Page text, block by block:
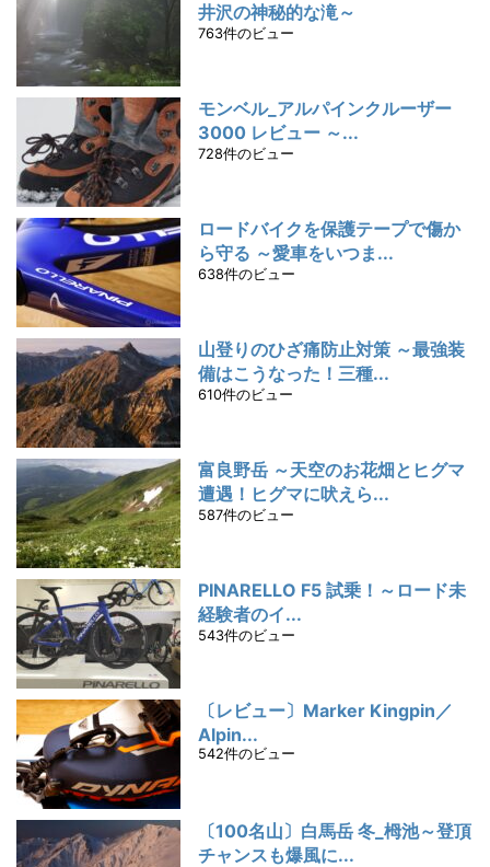
井沢の神秘的な滝～
763件のビュー
モンベル_アルパインクルーザー
3000 レビュー ～...
728件のビュー
ロードバイクを保護テープで傷か
ら守る ～愛車をいつま...
638件のビュー
山登りのひざ痛防止対策 ～最強装
備はこうなった！三種...
610件のビュー
富良野岳 ～天空のお花畑とヒグマ
遭遇！ヒグマに吠えら...
587件のビュー
PINARELLO F5 試乗！～ロード未
経験者のイ...
543件のビュー
〔レビュー〕Marker Kingpin／
Alpin...
542件のビュー
〔100名山〕白馬岳 冬_栂池～登頂
チャンスも爆風に...